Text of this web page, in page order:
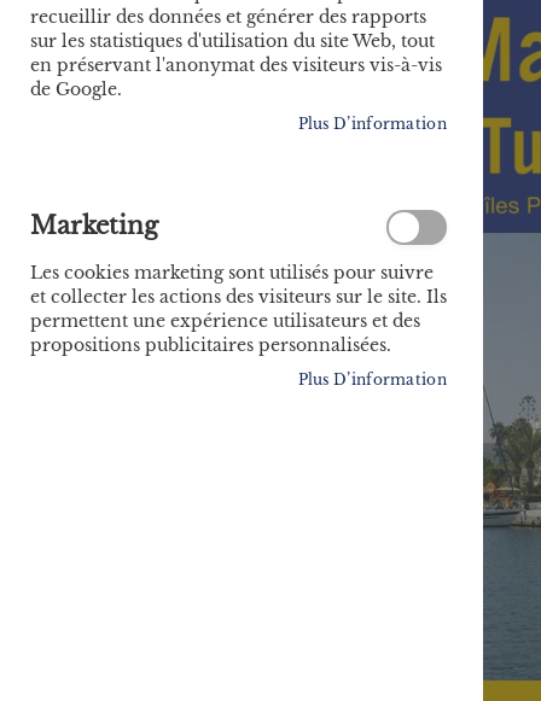
end
of
the
images
recueillir des données et générer des rapports
sur les statistiques d'utilisation du site Web, tout
en préservant l'anonymat des visiteurs vis-à-vis
de Google.
Plus D’information
Marketing
Les cookies marketing sont utilisés pour suivre
et collecter les actions des visiteurs sur le site. Ils
permettent une expérience utilisateurs et des
propositions publicitaires personnalisées.
Plus D’information